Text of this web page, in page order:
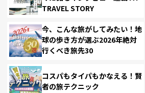
TRAVEL STORY
今、こんな旅がしてみたい！地
球の歩き方が選ぶ2026年絶対
行くべき旅先30
コスパもタイパもかなえる！賢
者の旅テクニック